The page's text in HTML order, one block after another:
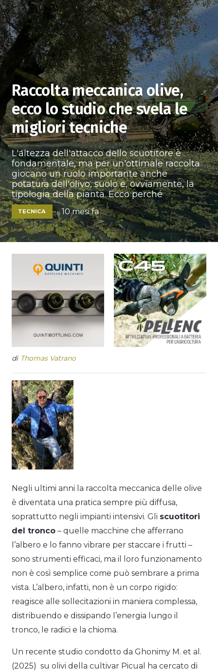
Raccolta meccanica olive,
ecco lo studio che svela le
migliori tecniche
L'altezza dell'attacco dello scuotitore è
fondamentale, ma per un'ottimale raccolta
giocano un ruolo importante anche
potatura dell'olivo, suolo e, ovviamente, la
tipologia della pianta. Ecco perché
TECNICA 10 mesi fa
di Thomas Vatrano
Negli ultimi anni la raccolta meccanica delle olive
è diventata una pratica sempre più diffusa,
soprattutto negli impianti intensivi. Gli scuotitori
del tronco – quelle macchine che afferrano
l’albero e lo fanno vibrare per staccare i frutti –
sono strumenti efficaci, ma il loro funzionamento
non è così semplice come può sembrare a prima
vista. L’albero, infatti, non è un corpo rigido:
reagisce alle sollecitazioni in maniera complessa,
distribuendo e dissipando l’energia lungo il
tronco, le radici e la chioma.
Un recente studio condotto da Ghonimy M. et al.
(2025) su olivi della cultivar Picual ha cercato di